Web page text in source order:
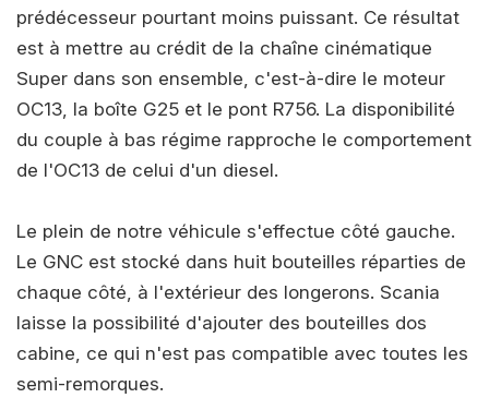
prédécesseur pourtant moins puissant. Ce résultat
est à mettre au crédit de la chaîne cinématique
Super dans son ensemble, c'est-à-dire le moteur
OC13, la boîte G25 et le pont R756. La disponibilité
du couple à bas régime rapproche le comportement
de l'OC13 de celui d'un diesel.
Le plein de notre véhicule s'effectue côté gauche.
Le GNC est stocké dans huit bouteilles réparties de
chaque côté, à l'extérieur des longerons. Scania
laisse la possibilité d'ajouter des bouteilles dos
cabine, ce qui n'est pas compatible avec toutes les
semi-remorques.